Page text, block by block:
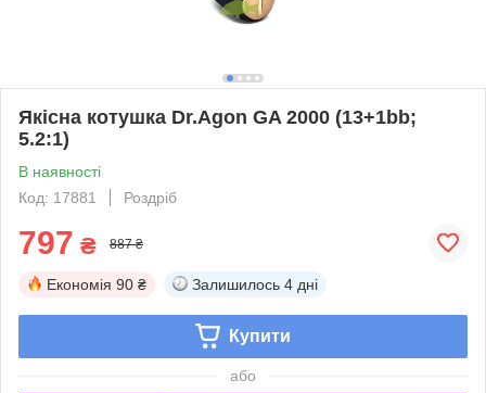
Якісна котушка Dr.Agon GA 2000 (13+1bb;
5.2:1)
В наявності
Код: 17881
Роздріб
797 ₴ 887 ₴
Економія 90 ₴ Залишилось 4 дні
Купити
або